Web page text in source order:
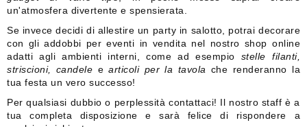
un'atmosfera divertente e spensierata.
Se invece decidi di allestire un party in salotto, potrai decorare
con gli addobbi per eventi in vendita nel nostro shop online
adatti agli ambienti interni, come ad esempio stelle filanti,
striscioni, candele e articoli per la tavola che renderanno la
tua festa un vero successo!
Per qualsiasi dubbio o perplessità contattaci! Il nostro staff è a
tua completa disposizione e sarà felice di rispondere a